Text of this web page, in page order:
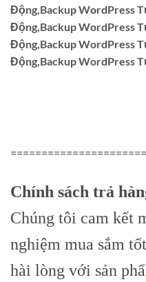
Động,Backup WordPress
Động,Backup WordPress
Động,Backup WordPress
Động,Backup WordPress
Chính sách trả
Chúng tôi cam kết
nghiệm mua sắm
hài lòng với sản